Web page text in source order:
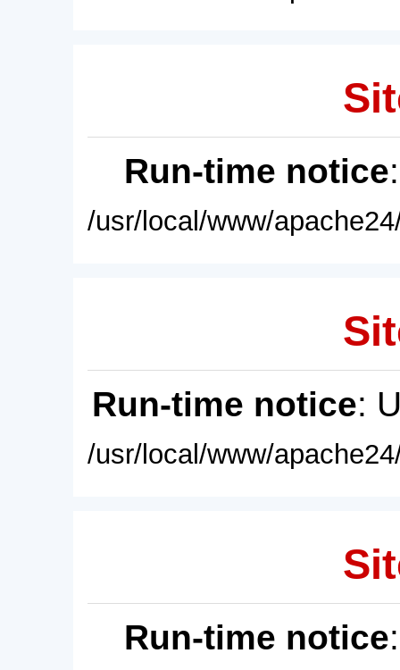
Run-time notice
/usr/local/www/
Run-time notice:
/usr/local/www/
Run-time notice